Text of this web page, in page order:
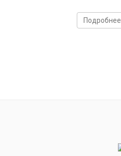
Подробнее